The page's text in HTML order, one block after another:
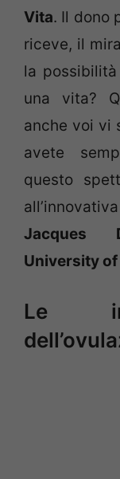
Vita. Il dono
riceve, il
la
una vita?
anche voi vi
avete
questo
Jacques
University
Le